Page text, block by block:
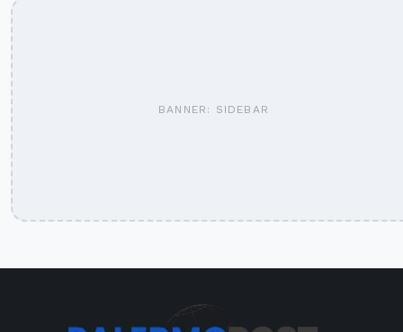
BANNER: SIDEBAR